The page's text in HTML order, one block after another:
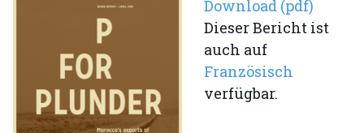
Download (pdf)
Dieser Bericht ist
auch auf
Französisch
verfügbar.